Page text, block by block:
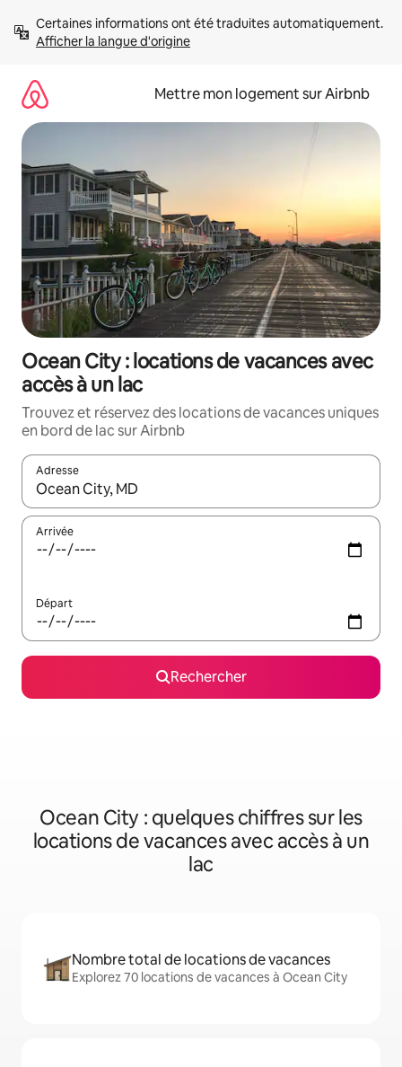
directement
Afficher la langue d'origine
Mettre mon logement sur Airbnb
Ocean City : locations de vacances avec
accès à un lac
Trouvez et réservez des locations de vacances uniques
en bord de lac sur Airbnb
Adresse
Lorsque les résultats s'affichent, utilisez les flèches vers le
Arrivée
Départ
Rechercher
Ocean City : quelques chiffres sur les
locations de vacances avec accès à un
lac
Nombre total de locations de vacances
Explorez 70 locations de vacances à Ocean City